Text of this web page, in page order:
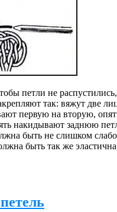
петли не распустились,
так: вяжут две
первую на вторую,
накидывают заднюю
быть не слишком
быть так же